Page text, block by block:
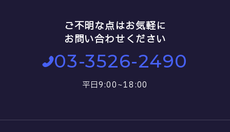
ご不明な点はお気軽に
お問い合わせください
03-3526-2490
平日9:00~18:00